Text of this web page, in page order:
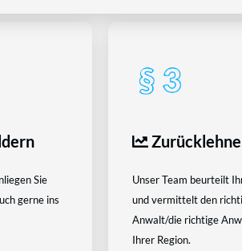
Sie
gerne ins
Unser Team beurteilt
und vermittelt den
Anwalt/die richtige
Ihrer Region.